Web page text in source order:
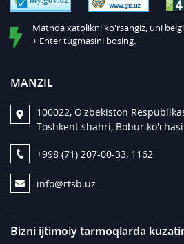
Matnda xatolikni ko'rsangiz, uni
+ Enter tugmasini bosing.
MANZIL
100022, O'zbekiston
Toshkent shahri, Bobur
+998 (71) 207-00-33, 1162
info@rtsb.uz
Bizni ijtimoiy tarmoqlarda